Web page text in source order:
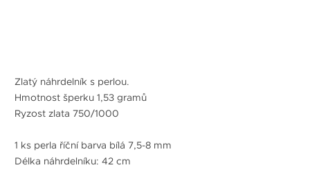
Zlatý náhrdelník s perlou.
Hmotnost šperku 1,53 gramů
Ryzost zlata 750/1000
1 ks perla říční barva bílá 7,5-8 mm
Délka náhrdelníku: 42 cm